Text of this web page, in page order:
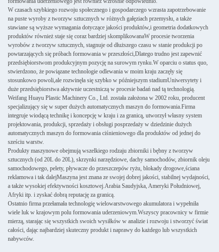
W czasach szybkiego rozwoju społecznego i gospodarczego wzrasta zapotrzebowanie
na puste wyroby z tworzyw sztucznych w różnych gałęziach przemysłu, a także
stawiane są wyższe wymagania dotyczące jakości produktów,i geometria dodatkowych
produktów również staje się coraz bardziej skomplikowanaW procesie tworzenia
wyrobów z tworzyw sztucznych, stagnuje od dłuższego czasu w stanie produkcji po
powtarzających się próbach formowania w przeszłości,Dlatego trudno jest zapewnić
przedsiębiorstwom produkcyjnym pozycję na surowym rynku.W oparciu o status quo,
stwierdzono, że powiązane technologie odlewania w moim kraju zaczęły się
stosunkowo powoli,ale rozwinęła się szybko w późniejszym stadiumUniwersytety i
duże przedsiębiorstwa aktywnie uczestniczą w procesie badań nad tą technologią.
Weifang Huayu Plastic Machinery Co., Ltd. została założona w 2002 roku, producent
specjalizujący się w super dużych automatycznych maszyn do formowania.Firma
integruje wiodącą technikę i koncepcję w kraju i za granicą, utworzył własny system
projektowania, produkcji, sprzedaży i obsługi posprzedaży w dziedzinie dużych
automatycznych maszyn do formowania ciśnieniowego dla produktów od jednej do
sześciu warstw.
Produkty maszynowe obejmują wszelkiego rodzaju zbiorniki i bębny z tworzyw
sztucznych (od 20L do 20L), skrzynki narzędziowe, dachy samochodów, zbiornik oleju
samochodowego, pelety, pływacze do przeszczepów ryżu, blokady drogowe,ściana
reklamowa i tak dalejMaszyna jest znana ze swojej dobrej jakości, stabilnej wydajności,
a także wysokiej efektywności kosztowej.Arabia Saudyjska, Ameryki Południowej,
Afryki itp. i zyskać dobrą reputację za granicą.
Ostatnio firma przełamała technologię wielowarstwowego akumulatora i wypełniła
wiele luk w krajowym polu formowania uderzeniowym.Wszyscy pracownicy w firmie
mierzą, starając się wszystkich swoich wysiłków w analizie i rozwoju i stworzyć świat
całości, dając najbardziej skuteczny produkt i naprawy do każdego lub wszystkich
nabywców.